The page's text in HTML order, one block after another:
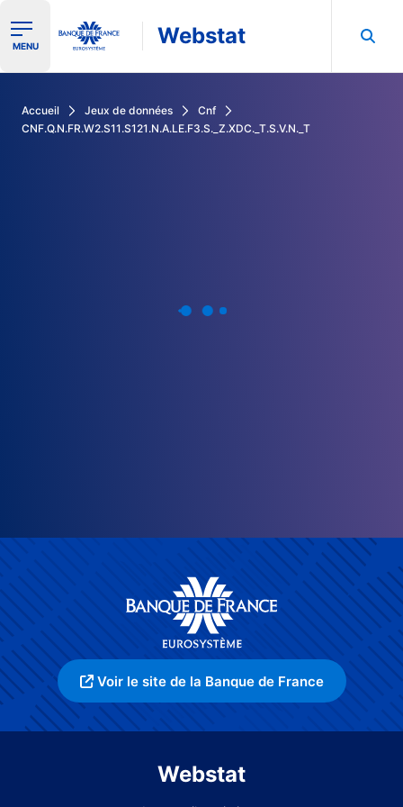
Ouvrir le menu de navigation
MENU Webstat
Accueil Jeux de données
Cnf
CNF.Q.N.FR.W2.S11.S121.N.A.LE.F3.S._Z.XDC._T.S.V.N._T
Voir le site de la Banque de France
Webstat